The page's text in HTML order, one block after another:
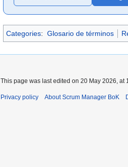
Categories: Glosario de términos
This page was last edited on 20 May 2026, at
Privacy policy About Scrum Manager BoK